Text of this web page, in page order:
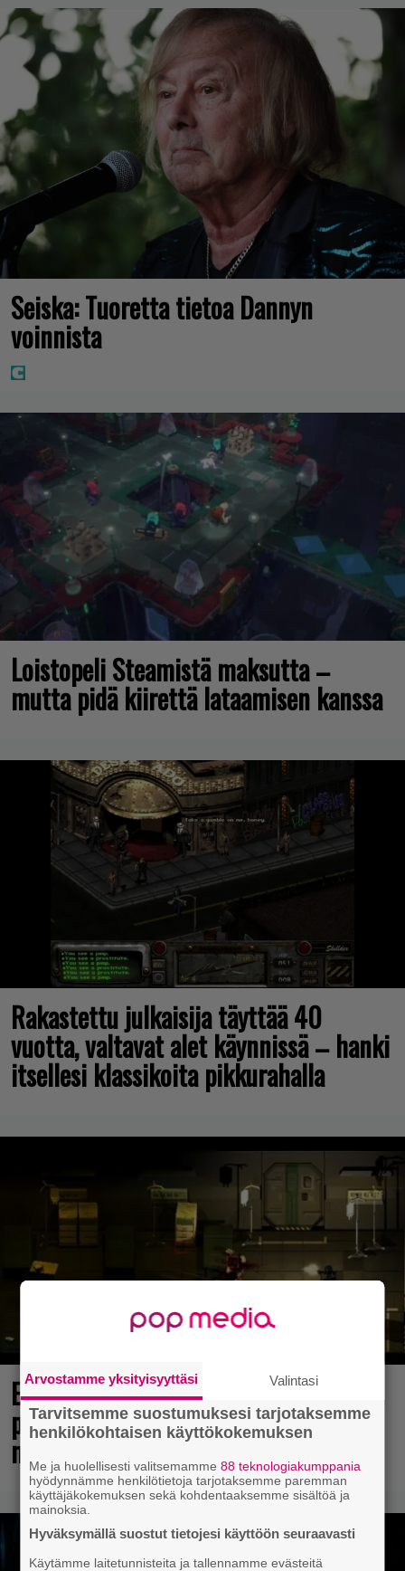
Seiska: Tuoretta tietoa Dannyn
voinnista
Loistopeli Steamistä maksutta –
mutta pidä kiirettä lataamisen kanssa
Rakastettu julkaisija täyttää 40
vuotta, valtavat alet käynnissä – hanki
itsellesi klassikoita pikkurahalla
Elokuun PlayStation Plus Essential -
pelit ilmestyivät – mukana todellinen
mestariteos
Arvostamme yksityisyyttäsi Valintasi
Tarvitsemme suostumuksesi tarjotaksemme
henkilökohtaisen käyttökokemuksen
Me ja huolellisesti valitsemamme88 teknologiakumppania
hyödynnämme henkilötietoja tarjotaksemme paremman
käyttäjäkokemuksen sekä kohdentaaksemme sisältöä ja
mainoksia.
Hyväksymällä suostut tietojesi käyttöön seuraavasti
Käytämme laitetunnisteita ja tallennamme evästeitä